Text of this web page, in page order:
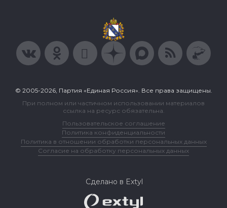
© 2005-2026, Партия «Единая Россия». Все права защищены.
При полном или частичном использовании материалов
ссылка на ресурс обязательна.
Пользовательское соглашение
Политика конфиденциальности
Политика в отношении обработки персональных данных
Согласие на обработку персональных данных
Сделано в Extyl